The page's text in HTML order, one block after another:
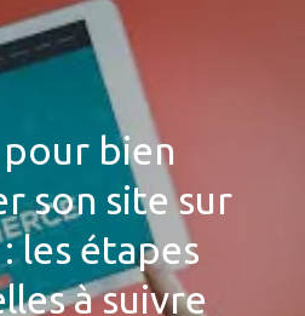
bien
son site sur
les étapes
à suivre